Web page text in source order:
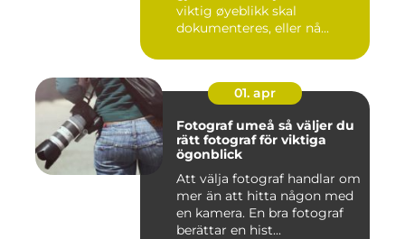
viktig øyeblikk skal
dokumenteres, eller nå...
01. apr
Fotograf umeå så väljer du
rätt fotograf för viktiga
ögonblick
Att välja fotograf handlar om
mer än att hitta någon med
en kamera. En bra fotograf
berättar en hist...